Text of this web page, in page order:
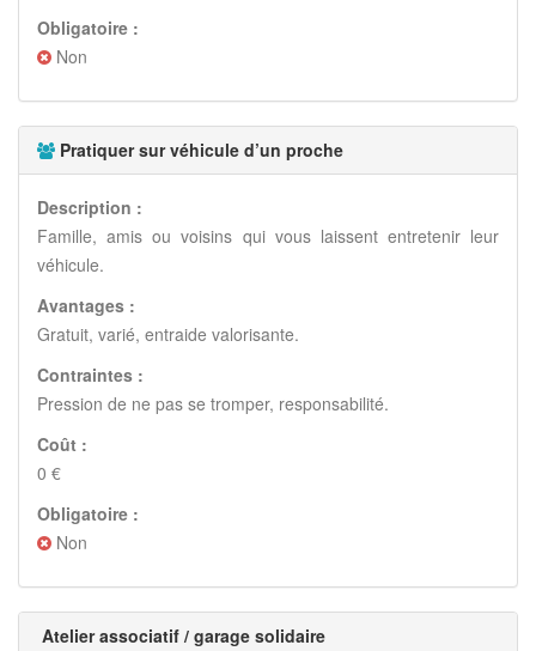
Obligatoire :
Non
Pratiquer sur véhicule d’un proche
Description :
Famille, amis ou voisins qui vous laissent entretenir leur
véhicule.
Avantages :
Gratuit, varié, entraide valorisante.
Contraintes :
Pression de ne pas se tromper, responsabilité.
Coût :
0 €
Obligatoire :
Non
Atelier associatif / garage solidaire